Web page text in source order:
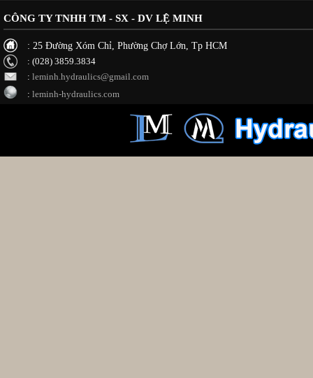
CÔNG TY TNHH TM - SX - DV LỆ MINH
: 25 Đường Xóm Chỉ, Phường Chợ Lớn, Tp HCM
: (028) 3859.3834
: leminh.hydraulics@gmail.com
: leminh-hydraulics.com